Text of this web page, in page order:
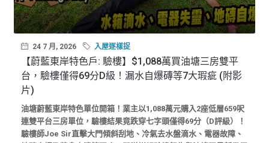
24 7 月, 2026 入屋逐樣捉
【蔚藍東岸特色戶: 驗樓】$1,088萬買油塘三房雙平
台，驗樓僅得69分D級！漏水自爆磚等7大瑕疵 (附影
片)
油塘蔚藍東岸特色單位開箱！業主以1,088萬元購入2座低層659呎
連雙平台三房單位，驗樓結果竟跌穿七字頭僅得69分（D評級）！
驗樓師Joe Sir直擊大門傾斜刮地、冷氣去水盤滴水、電器故障、